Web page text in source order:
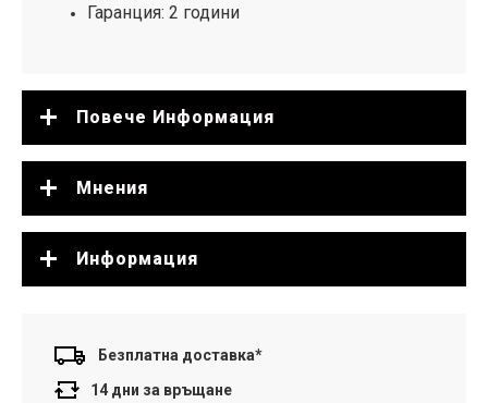
Гаранция: 2 години
Повече Информация
Мнения
Информация
Безплатна доставка*
14 дни за връщане